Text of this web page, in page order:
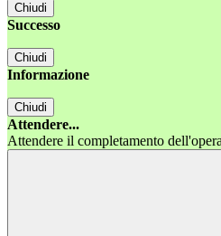
Chiudi
Successo
Chiudi
Informazione
Chiudi
Attendere...
Attendere il completamento